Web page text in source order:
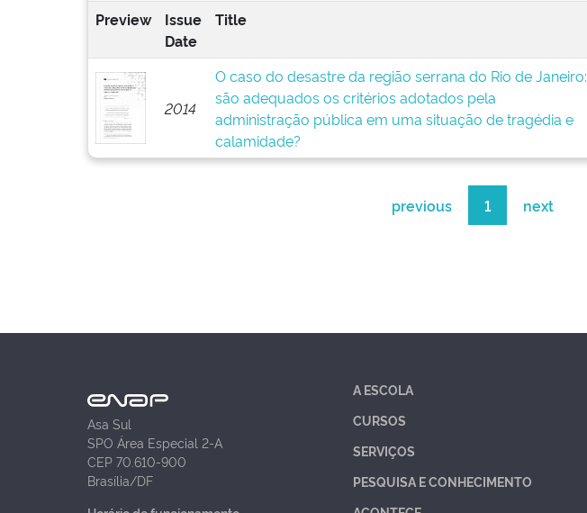
Preview
Issue
Date
Title
2014
O caso do desastre da região serrana do Rio de Janeiro:
são adequados os critérios adotados pela
administração pública em uma situação de tragédia e
calamidade?
previous 1 next
Asa Sul
SPO Área Especial 2-A
CEP 70.610-900
Brasília/DF
A ESCOLA
CURSOS
SERVIÇOS
PESQUISA E CONHECIMENTO